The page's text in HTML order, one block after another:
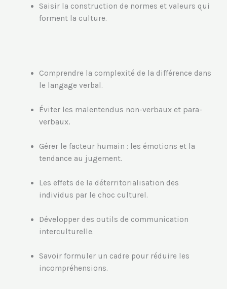
Saisir la construction de normes et valeurs qui
forment la culture.
Comprendre la complexité de la différence dans
le langage verbal.
Éviter les malentendus non-verbaux et para-
verbaux.
Gérer le facteur humain : les émotions et la
tendance au jugement.
Les effets de la déterritorialisation des
individus par le choc culturel.
Développer des outils de communication
interculturelle.
Savoir formuler un cadre pour réduire les
incompréhensions.